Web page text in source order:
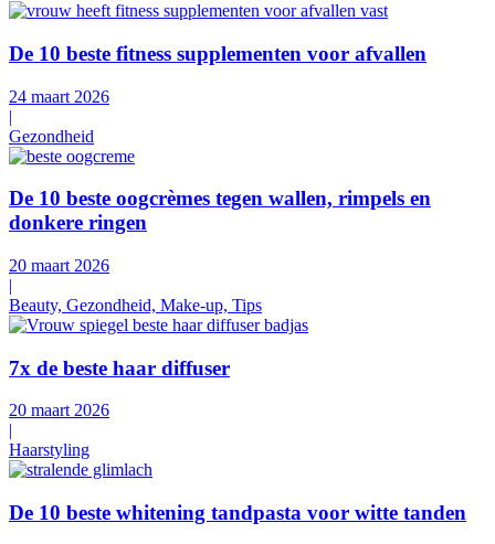
De 10 beste fitness supplementen voor afvallen
24 maart 2026
|
Gezondheid
De 10 beste oogcrèmes tegen wallen, rimpels en
donkere ringen
20 maart 2026
|
Beauty, Gezondheid, Make-up, Tips
7x de beste haar diffuser
20 maart 2026
|
Haarstyling
De 10 beste whitening tandpasta voor witte tanden